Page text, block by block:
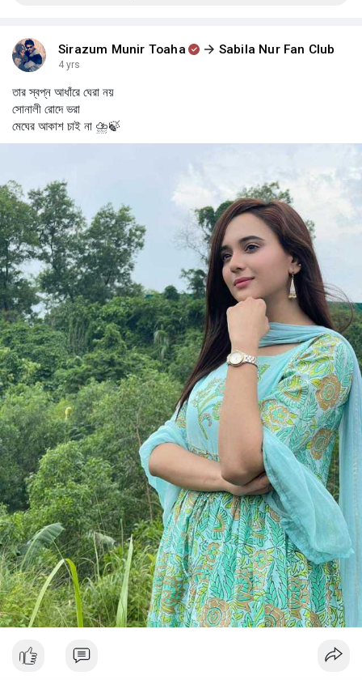
Sirazum Munir Toaha Sabila Nur Fan Club
4 yrs
তার স্বপ্ন আধাঁরে ঘেরা নয়
সোনালী রোদে ভরা
মেঘের আকাশ চাই না ⛈🍃